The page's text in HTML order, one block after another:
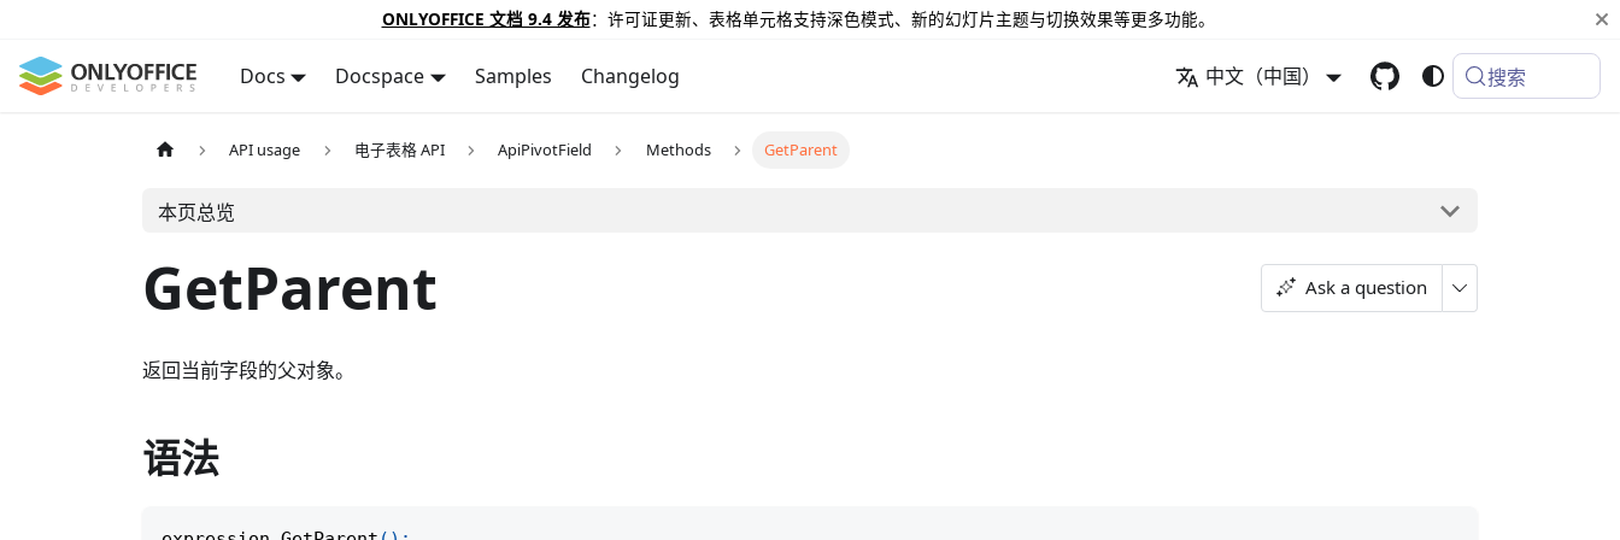
ONLYOFFICE 文档 9.4 发布：许可证更新、表格单元格支持深色模式、新的幻灯片主题与切换效果等更多功能。
Docs Docspace Samples Changelog 中文（中国） 搜索
API usage 电子表格 API ApiPivotField Methods GetParent
本页总览
GetParent Ask a question
返回当前字段的父对象。
语法